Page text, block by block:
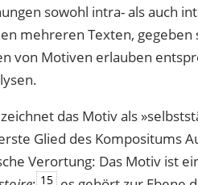
sowohl intra- als auch
mehreren Texten,
von Motiven erlauben
das Motiv als
Glied des Kompositums
Verortung: Das Motiv ist
15